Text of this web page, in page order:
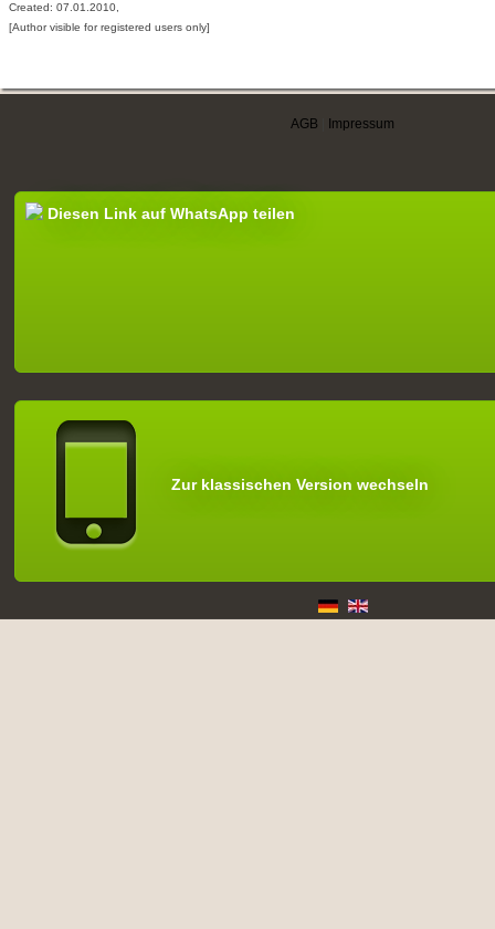
Created: 07.01.2010,
[Author visible for registered users only]
AGB Impressum
Diesen Link auf WhatsApp teilen
Zur klassischen Version wechseln